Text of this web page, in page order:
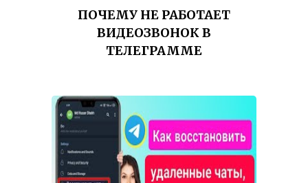
ПОЧЕМУ НЕ РАБОТАЕТ
ВИДЕОЗВОНОК В
ТЕЛЕГРАММЕ